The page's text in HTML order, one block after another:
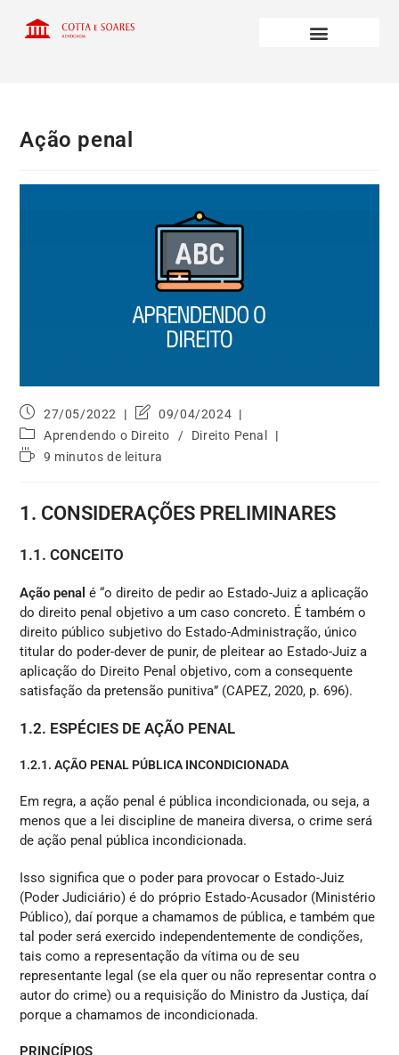
Ação penal
27/05/2022
09/04/2024
Aprendendo o Direito
/
Direito Penal
9 minutos de leitura
1. CONSIDERAÇÕES PRELIMINARES
1.1. CONCEITO
Ação penal é “o direito de pedir ao Estado-Juiz a aplicação
do direito penal objetivo a um caso concreto. É também o
direito público subjetivo do Estado-Administração, único
titular do poder-dever de punir, de pleitear ao Estado-Juiz a
aplicação do Direito Penal objetivo, com a consequente
satisfação da pretensão punitiva” (CAPEZ, 2020, p. 696).
1.2. ESPÉCIES DE AÇÃO PENAL
1.2.1. AÇÃO PENAL PÚBLICA INCONDICIONADA
Em regra, a ação penal é pública incondicionada, ou seja, a
menos que a lei discipline de maneira diversa, o crime será
de ação penal pública incondicionada.
Isso significa que o poder para provocar o Estado-Juiz
(Poder Judiciário) é do próprio Estado-Acusador (Ministério
Público), daí porque a chamamos de pública, e também que
tal poder será exercido independentemente de condições,
tais como a representação da vítima ou de seu
representante legal (se ela quer ou não representar contra o
autor do crime) ou a requisição do Ministro da Justiça, daí
porque a chamamos de incondicionada.
PRINCÍPIOS